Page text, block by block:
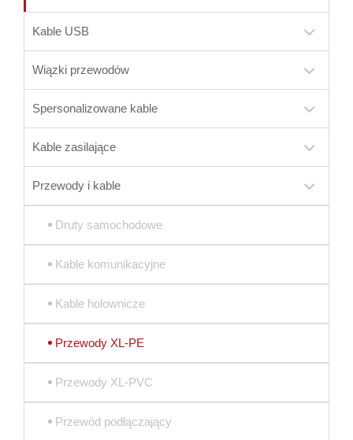
Kable USB
Wiązki przewodów
Spersonalizowane kable
Kable zasilające
Przewody i kable
Druty samochodowe
Kable komunikacyjne
Kable holownicze
Przewody XL-PE
Przewody XL-PVC
Przewód podłączający